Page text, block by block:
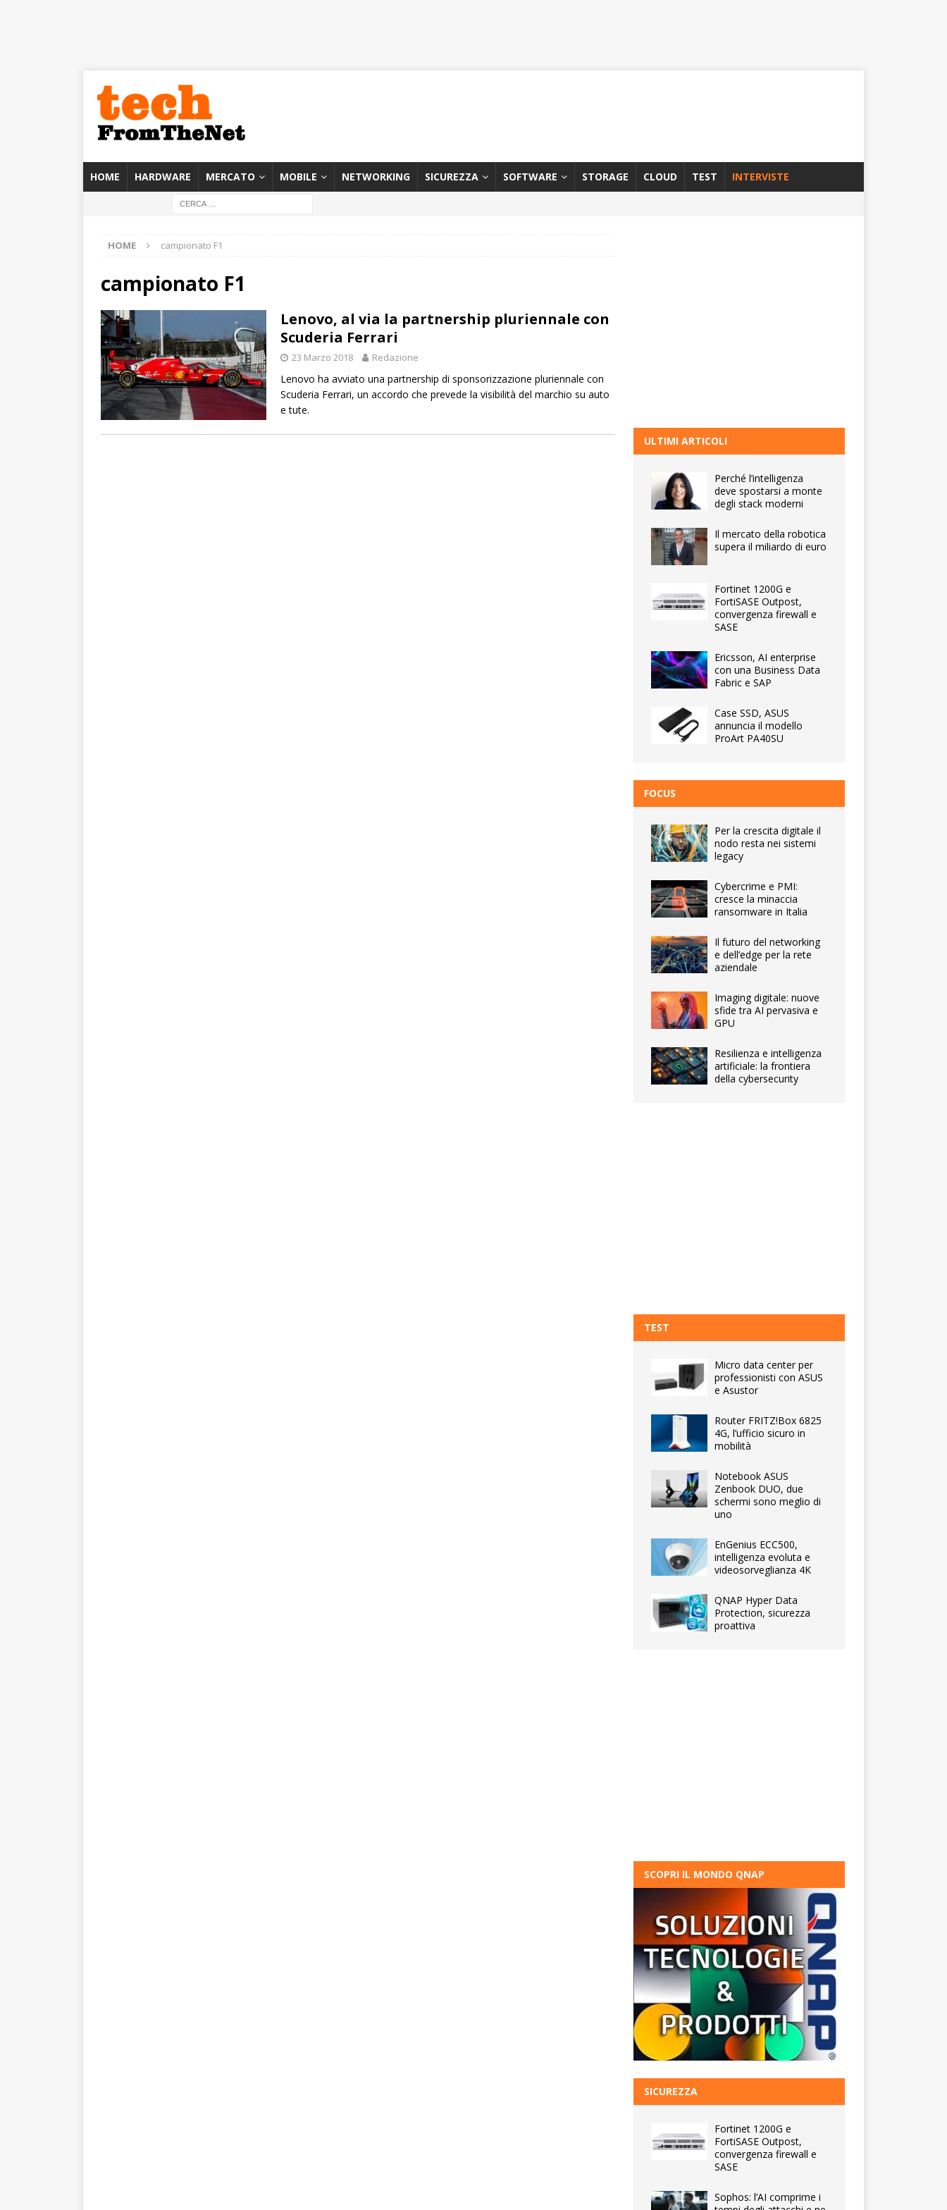
HOME HARDWARE MERCATO MOBILE NETWORKING SICUREZZA SOFTWARE STORAGE CLOUD TEST INTERVISTE
HOME campionato F1
campionato F1
Lenovo, al via la partnership pluriennale con
Scuderia Ferrari
23 Marzo 2018 Redazione
Lenovo ha avviato una partnership di sponsorizzazione pluriennale con
Scuderia Ferrari, un accordo che prevede la visibilità del marchio su auto
e tute.
ULTIMI ARTICOLI
Perché l’intelligenza
deve spostarsi a monte
degli stack moderni
Il mercato della robotica
supera il miliardo di euro
Fortinet 1200G e
FortiSASE Outpost,
convergenza firewall e
SASE
Ericsson, AI enterprise
con una Business Data
Fabric e SAP
Case SSD, ASUS
annuncia il modello
ProArt PA40SU
FOCUS
Per la crescita digitale il
nodo resta nei sistemi
legacy
Cybercrime e PMI:
cresce la minaccia
ransomware in Italia
Il futuro del networking
e dell’edge per la rete
aziendale
Imaging digitale: nuove
sfide tra AI pervasiva e
GPU
Resilienza e intelligenza
artificiale: la frontiera
della cybersecurity
TEST
Micro data center per
professionisti con ASUS
e Asustor
Router FRITZ!Box 6825
4G, l’ufficio sicuro in
mobilità
Notebook ASUS
Zenbook DUO, due
schermi sono meglio di
uno
EnGenius ECC500,
intelligenza evoluta e
videosorveglianza 4K
QNAP Hyper Data
Protection, sicurezza
proattiva
SCOPRI IL MONDO QNAP
SICUREZZA
Fortinet 1200G e
FortiSASE Outpost,
convergenza firewall e
SASE
Sophos: l’AI comprime i